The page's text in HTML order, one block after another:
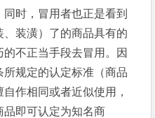
时，冒用者也正是看到
装潢）了的商品具有的
不正当手段去冒用。因
规定的认定标准（商品
作相同或者近似使用，
品即可认定为知名商